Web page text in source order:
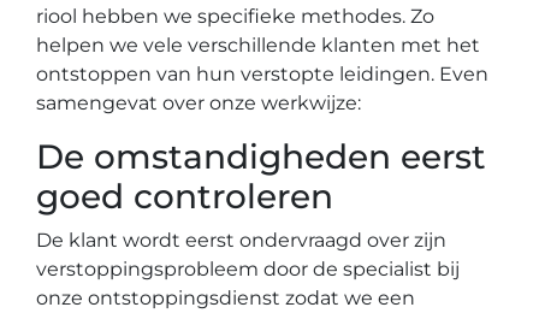
riool hebben we specifieke methodes. Zo
helpen we vele verschillende klanten met het
ontstoppen van hun verstopte leidingen. Even
samengevat over onze werkwijze:
De omstandigheden eerst
goed controleren
De klant wordt eerst ondervraagd over zijn
verstoppingsprobleem door de specialist bij
onze ontstoppingsdienst zodat we een